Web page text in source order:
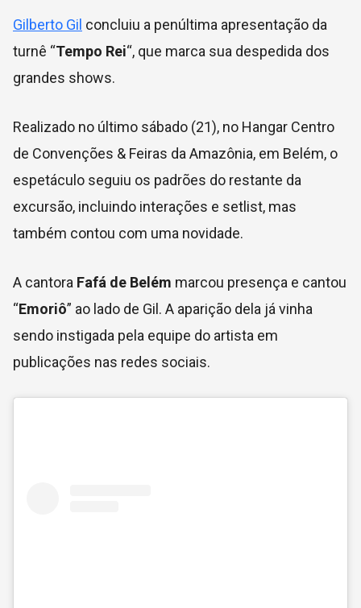
Gilberto Gil concluiu a penúltima apresentação da
turnê “Tempo Rei“, que marca sua despedida dos
grandes shows.
Realizado no último sábado (21), no Hangar Centro
de Convenções & Feiras da Amazônia, em Belém, o
espetáculo seguiu os padrões do restante da
excursão, incluindo interações e setlist, mas
também contou com uma novidade.
A cantora Fafá de Belém marcou presença e cantou
“Emoriô” ao lado de Gil. A aparição dela já vinha
sendo instigada pela equipe do artista em
publicações nas redes sociais.